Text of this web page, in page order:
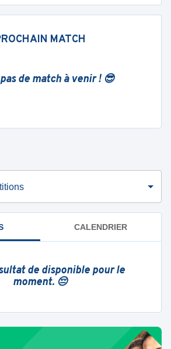
MATCH
de match à venir ! 😎
CALENDRIER
de disponible pour le
moment. 😔